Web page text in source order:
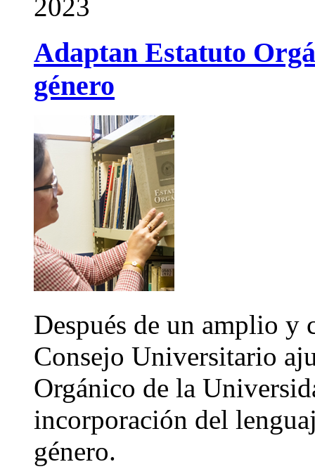
2023
Adaptan Estatuto
género
Después de un amplio y
Consejo Universitario
Orgánico de la
incorporación del
género.